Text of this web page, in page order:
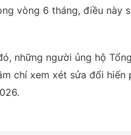
vòng 6 tháng, điều này
những người ủng hộ
chí xem xét sửa đổi